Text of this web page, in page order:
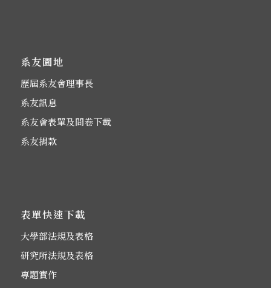
系友園地
歷屆系友會理事長
系友訊息
系友會表單及問卷下載
系友捐款
表單快速下載
大學部法規及表格
研究所法規及表格
專題實作